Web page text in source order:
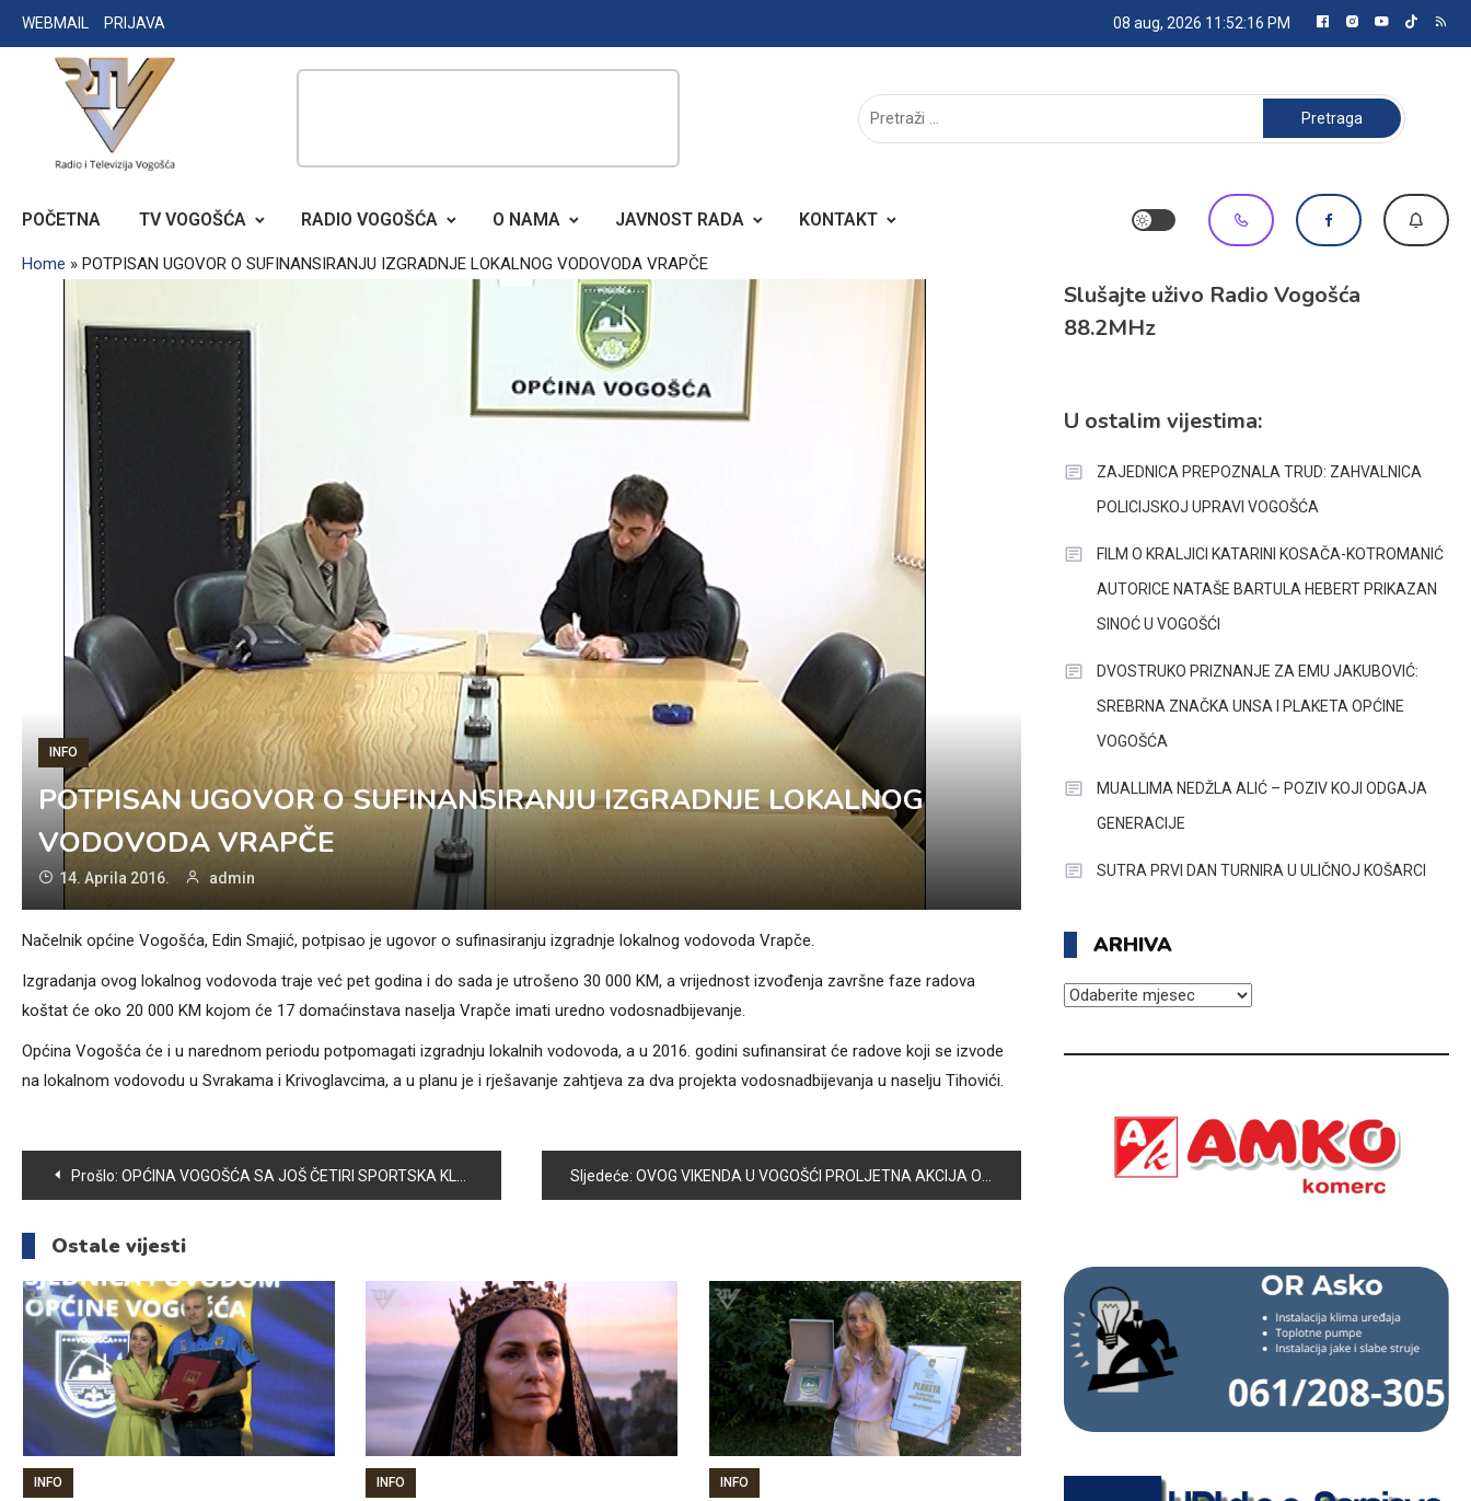
Skip
to
WEBMAIL PRIJAVA 08 aug, 2026 11:52:17 PM
RADIO TELEVIZIJA VOGOŠĆA
Pretraga:
POČETNA TV VOGOŠĆA RADIO VOGOŠĆA O NAMA JAVNOST RADA KONTAKT
Home » POTPISAN UGOVOR O SUFINANSIRANJU IZGRADNJE LOKALNOG VODOVODA VRAPČE
INFO
POTPISAN UGOVOR O SUFINANSIRANJU IZGRADNJE LOKALNOG
VODOVODA VRAPČE
14. Aprila 2016. admin
Načelnik općine Vogošća, Edin Smajić, potpisao je ugovor o sufinasiranju izgradnje lokalnog vodovoda Vrapče.
Izgradanja ovog lokalnog vodovoda traje već pet godina i do sada je utrošeno 30 000 KM, a vrijednost izvođenja završne faze radova
koštat će oko 20 000 KM kojom će 17 domaćinstava naselja Vrapče imati uredno vodosnadbijevanje.
Općina Vogošća će i u narednom periodu potpomagati izgradnju lokalnih vodovoda, a u 2016. godini sufinansirat će radove koji se izvode
na lokalnom vodovodu u Svrakama i Krivoglavcima, a u planu je i rješavanje zahtjeva za dva projekta vodosnadbijevanja u naselju Tihovići.
Navigacija
članaka
Prošlo: OPĆINA VOGOŠĆA SA JOŠ ČETIRI SPORTSKA KLUBA POTPISALA UGOVOR O SUFINANSIRANJU Sljedeće: OVOG VIKENDA U VOGOŠĆI PROLJETNA AKCIJA ODVOZA KABASTOG OTPADA
Ostale vijesti
INFO INFO INFO
Slušajte uživo Radio Vogošća
88.2MHz
U ostalim vijestima:
ZAJEDNICA PREPOZNALA TRUD: ZAHVALNICA
POLICIJSKOJ UPRAVI VOGOŠĆA
FILM O KRALJICI KATARINI KOSAČA-KOTROMANIĆ
AUTORICE NATAŠE BARTULA HEBERT PRIKAZAN
SINOĆ U VOGOŠĆI
DVOSTRUKO PRIZNANJE ZA EMU JAKUBOVIĆ:
SREBRNA ZNAČKA UNSA I PLAKETA OPĆINE
VOGOŠĆA
MUALLIMA NEDŽLA ALIĆ – POZIV KOJI ODGAJA
GENERACIJE
SUTRA PRVI DAN TURNIRA U ULIČNOJ KOŠARCI
ARHIVA
ARHIVA